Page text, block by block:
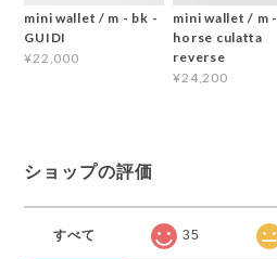
mini wallet / m - bk -
GUIDI
¥22,000
mini wallet / m -
horse culatta
reverse
¥24,200
ショップの評価
すべて 35